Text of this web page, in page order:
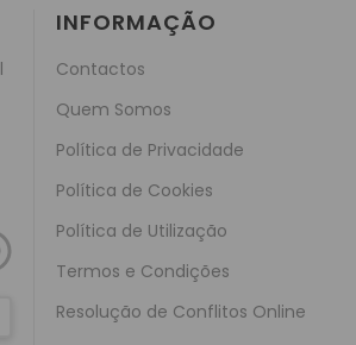
INFORMAÇÃO
Contactos
Quem Somos
Política de Privacidade
Política de Cookies
Política de Utilização
Termos e Condições
Resolução de Conflitos Online